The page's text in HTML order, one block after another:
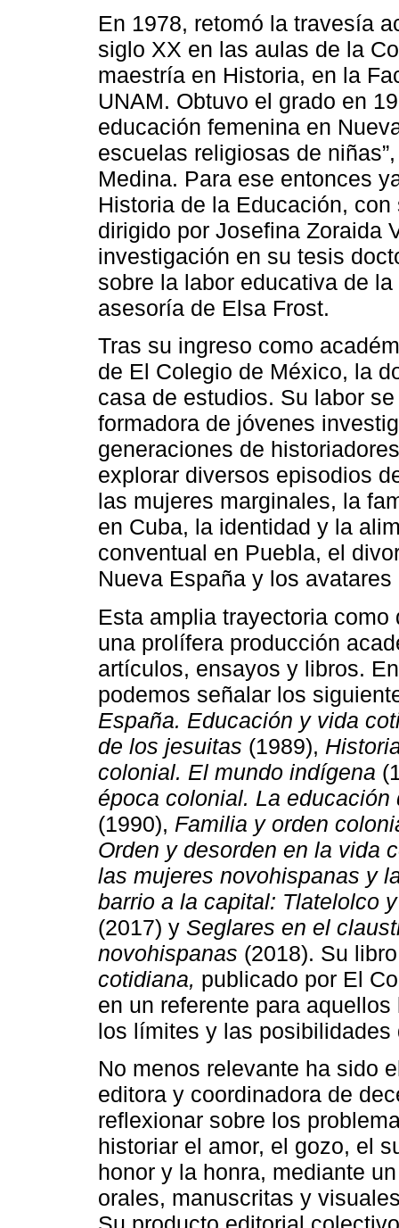
En 1978, retomó la travesía
siglo XX en las aulas de la
maestría en Historia, en la
UNAM. Obtuvo el grado en
educación femenina en
escuelas religiosas de
Medina. Para ese entonces
Historia de la Educación,
dirigido por Josefina Zoraida
investigación en su tesis
sobre la labor educativa de
asesoría de Elsa Frost.
Tras su ingreso como
de El Colegio de México, la
casa de estudios. Su labor
formadora de jóvenes
generaciones de
explorar diversos episodios
las mujeres marginales, la
en Cuba, la identidad y la
conventual en Puebla, el
Nueva España y los
Esta amplia trayectoria
una prolífera producción
artículos, ensayos y libros.
podemos señalar los
España. Educación y vida
de los jesuitas (1989),
colonial. El mundo indígena
época colonial. La
(1990), Familia y orden
Orden y desorden en la vida
las mujeres novohispanas y
barrio a la capital: Tlatelolco
(2017) y Seglares en el
novohispanas (2018). Su
cotidiana, publicado por El
en un referente para
los límites y las
No menos relevante ha sido
editora y coordinadora de
reflexionar sobre los
historiar el amor, el gozo, el
honor y la honra, mediante
orales, manuscritas y